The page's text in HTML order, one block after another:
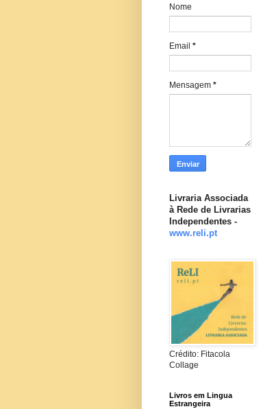
Nome
Email *
Mensagem *
Livraria Associada
à Rede de Livrarias
Independentes -
www.reli.pt
Crédito: Fitacola
Collage
Livros em Lingua
Estrangeira